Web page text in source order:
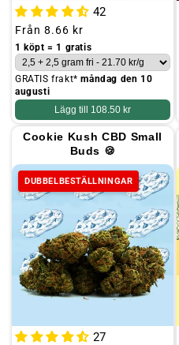
42
Ordinarie
pris
Från 8.66 kr
1 köpt = 1 gratis
GRATIS frakt*måndag den 10
augusti
Lägg till 108.50 kr
Cookie Kush CBD Small
Buds 🍪
DUBBELBESTÄLLNINGAR
27